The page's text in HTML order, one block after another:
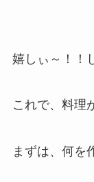
嬉しぃ～！！
これで、料理
まずは、何を